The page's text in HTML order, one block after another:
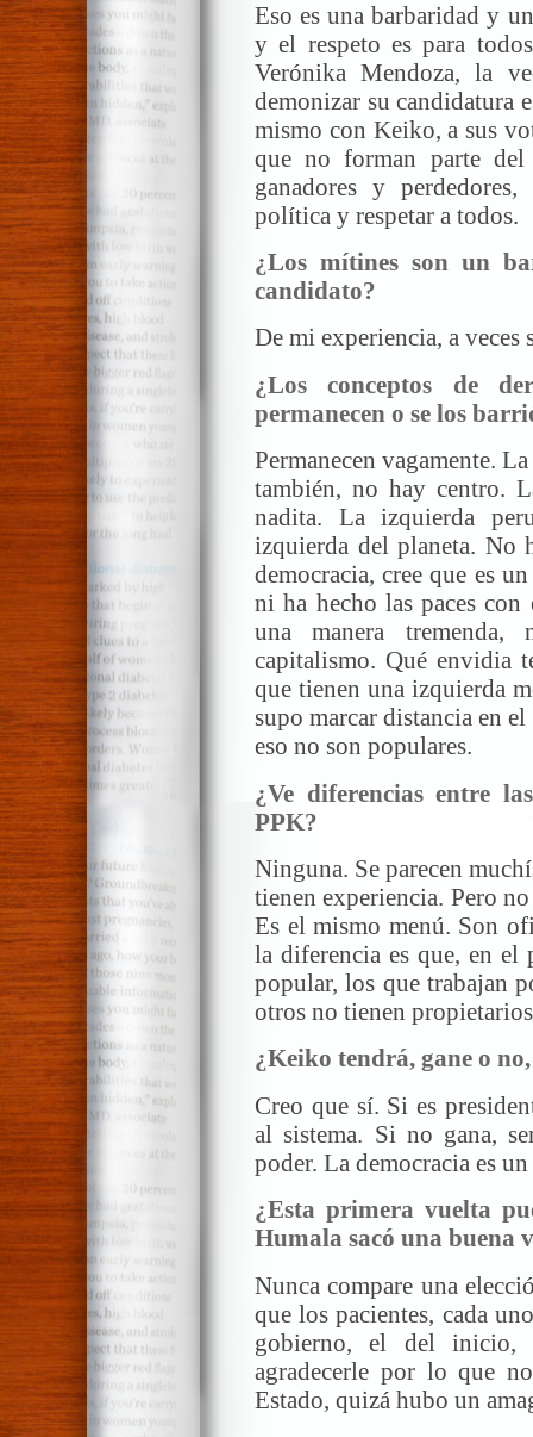
Eso es una barbaridad y
y el respeto es para
Verónika Mendoza, la
demonizar su candidatura
mismo con Keiko, a sus
que no forman parte del
ganadores y
política y respetar a todos.
¿Los mítines son un
candidato?
De mi experiencia, a veces
¿Los conceptos de
permanecen o se los
Permanecen vagamente.
también, no hay centro.
nadita. La izquierda
izquierda del planeta. No
democracia, cree que es
ni ha hecho las paces
una manera
capitalismo. Qué envidia
que tienen una izquierda
supo marcar distancia en
eso no son populares.
¿Ve diferencias entre
PPK?
Ninguna. Se parecen
tienen experiencia. Pero
Es el mismo menú. Son
la diferencia es que, en
popular, los que trabajan
otros no tienen
¿Keiko tendrá, gane o
Creo que sí. Si es
al sistema. Si no gana,
poder. La democracia es
¿Esta primera vuelta
Humala sacó una buena
Nunca compare una
que los pacientes, cada
gobierno, el del
agradecerle por lo que
Estado, quizá hubo un